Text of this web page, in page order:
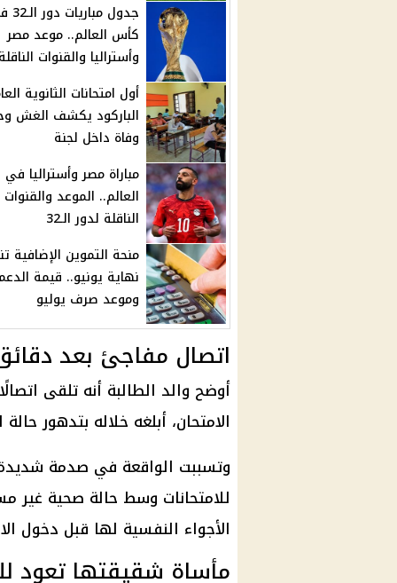
جدول
كأس العالم.. موعد مصر
وأستراليا والقنوات
أول امتحانات الثانوية
الباركود يكشف الغش
وفاة داخل لجنة
مباراة مصر وأستراليا
العالم.. الموعد والقنوات
الناقلة لدور الـ32
منحة التموين الإضافية
نهاية يونيو.. قيمة
وموعد صرف يوليو
اتصال مفاجئ بعد
أوضح والد الطالبة أنه تلقى
الامتحان، أبلغه خلاله بتدهور
وتسببت الواقعة في صدمة
للامتحانات وسط حالة صحية غير
الأجواء النفسية لها قبل دخول
مأساة شقيقتها تعود